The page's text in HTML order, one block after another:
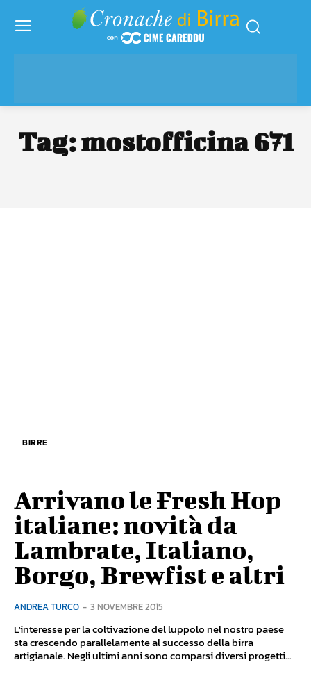
Tag:mostofficina 671
BIRRE
Arrivano le Fresh Hop
italiane: novità da
Lambrate, Italiano,
Borgo, Brewfist e altri
ANDREA TURCO - 3 NOVEMBRE 2015
L'interesse per la coltivazione del luppolo nel nostro paese
sta crescendo parallelamente al successo della birra
artigianale. Negli ultimi anni sono comparsi diversi progetti...